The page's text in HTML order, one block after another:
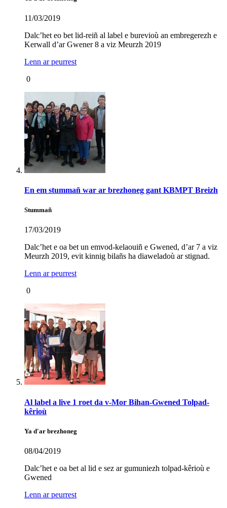
11/03/2019
Dalc’het eo bet lid-reiñ al label e burevioù an embregerezh e
Kerwall d’ar Gwener 8 a viz Meurzh 2019
Lenn ar peurrest
0
En em stummañ war ar brezhoneg gant KBMPT Breizh
Stummañ
17/03/2019
Dalc’het e oa bet un emvod-kelaouiñ e Gwened, d’ar 7 a viz
Meurzh 2019, evit kinnig bilañs ha diaweladoù ar stignad.
Lenn ar peurrest
0
Al label a live 1 roet da v-Mor Bihan-Gwened Tolpad-
kêrioù
Ya d'ar brezhoneg
08/04/2019
Dalc’het e oa bet al lid e sez ar gumuniezh tolpad-kêrioù e
Gwened
Lenn ar peurrest